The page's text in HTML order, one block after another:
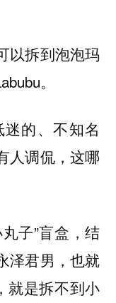
以拆到泡泡玛
。
的、不知名
人调侃，这哪
子”盲盒，结
泽君男，也就
就是拆不到小